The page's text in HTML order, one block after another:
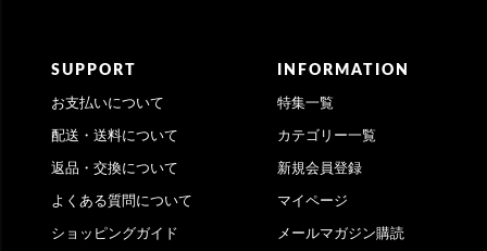
SUPPORT
お支払いについて
配送・送料について
返品・交換について
よくある質問について
ショッピングガイド
INFORMATION
特集一覧
カテゴリー一覧
新規会員登録
マイページ
メールマガジン購読